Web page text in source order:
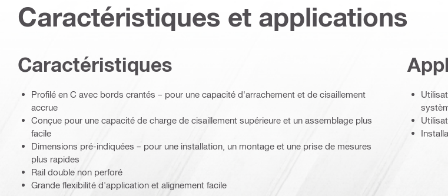
Caractéristiques et applications
Caractéristiques
Profilé en C avec bords crantés – pour une capacité d'arrachement et de cisaillement
accrue
Conçue pour une capacité de charge de cisaillement supérieure et un assemblage plus
facile
Dimensions pré-indiquées – pour une installation, un montage et une prise de mesures
plus rapides
Rail double non perforé
Grande flexibilité d'application et alignement facile